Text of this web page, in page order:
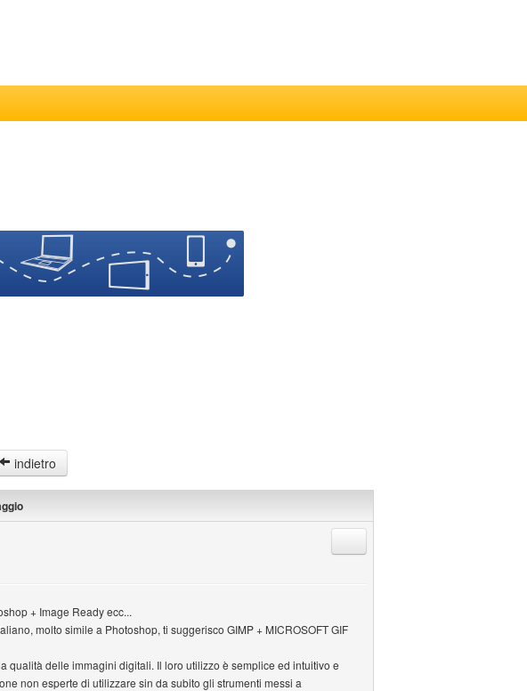
indietro
+ Image Ready ecc...
molto simile a Photoshop, ti suggerisco GIMP + MICROSOFT GIF
delle immagini digitali. Il loro utilizzo è semplice ed intuitivo e
non esperte di utilizzare sin da subito gli strumenti messi a